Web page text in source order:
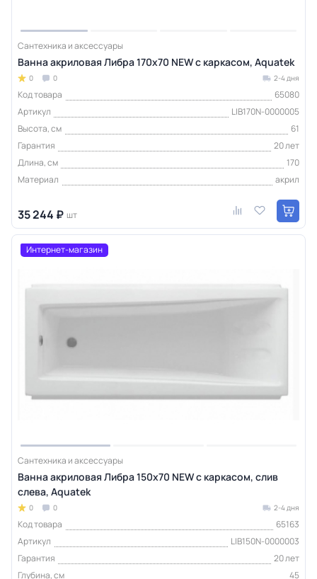
Сантехника и аксессуары
Ванна акриловая Либра 170x70 NEW с каркасом, Aquatek
0 0 2-4 дня
Код товара
65080
Артикул
LIB170N-0000005
Высота, см
61
Гарантия
20 лет
Длина, см
170
Материал
акрил
35 244 ₽ шт
Интернет-магазин
Сантехника и аксессуары
Ванна акриловая Либра 150х70 NEW с каркасом, слив
слева, Aquatek
0 0 2-4 дня
Код товара
65163
Артикул
LIB150N-0000003
Гарантия
20 лет
Глубина, см
45